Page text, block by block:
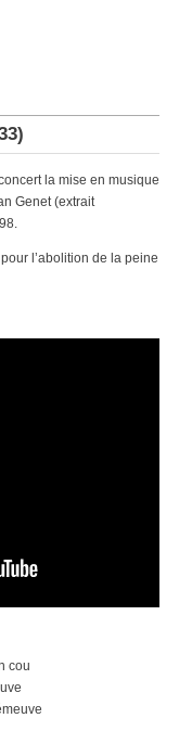
la mise en musique
Genet (extrait
l’abolition de la peine
cou